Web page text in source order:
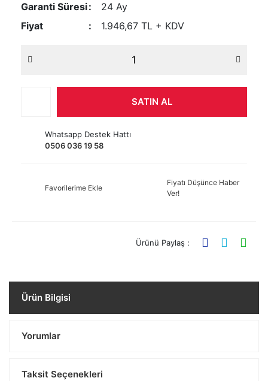
Garanti Süresi
24 Ay
Fiyat
1.946,67 TL + KDV
SATIN AL
Whatsapp Destek Hattı
0506 036 19 58
Favorilerime Ekle
Fiyatı Düşünce Haber
Ver!
Ürünü Paylaş :
Ürün Bilgisi
Yorumlar
Taksit Seçenekleri